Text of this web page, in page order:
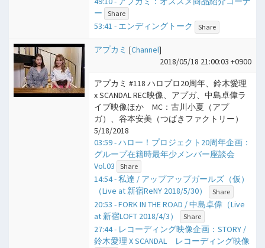
ー
Share
53:41 - エンディングトーク Share
アプカミ [Channel]
2018/05/18 21:00:03 +0900
アプカミ #118 ハロプロ20周年、鈴木愛理
x SCANDAL REC映像、アプガ、中島卓偉ラ
イブ映像ほか MC：古川小夏（アプ
ガ）、谷本安美（つばきファクトリー）
5/18/2018
03:59 - ハロー！プロジェクト20周年企画：
グループ在籍時最年少メンバー座談会
Vol.03
Share
14:54 - 私達 / アップアップガールズ（仮）
（Live at 新宿ReNY 2018/5/30）
Share
20:53 - FORK IN THE ROAD / 中島卓偉（Live
at 新宿LOFT 2018/4/3）
Share
27:44 - レコーディング映像企画：STORY /
鈴木愛理 X SCANDAL レコーディング映像